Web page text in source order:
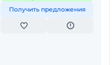
Получить предложения